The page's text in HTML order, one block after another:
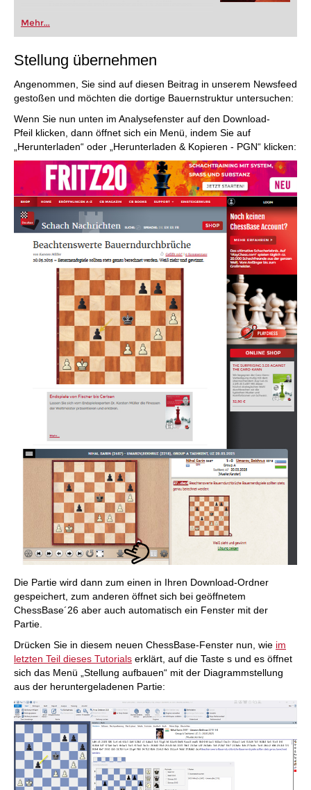
Stellungen, Eröffnungen etc.
Synchronisieren Sie Ihre persönlichen
Datenbanken über alle Geräte
Analysieren Sie Ihre Partien mit der
eingebauten Engine
Live-Eröffnungsbuch: Nutzen Sie die
umfassendste und aktuellste Statistik für
Zugriff auf Ihr Eröffnungsrepertoire in
der Cloud: Erstellen und bearbeiten Sie Ihr
persönliches Eröffnungsrepertoire
300 Eröffnungsübersichten mit
Repertoirevorschlägen: Einsteigen in
neue Systeme!
Eröffnungsvarianten trainieren mit drei
Modi.
Erweiterte Notation: Fügen Sie
Kommentare, Symbole, Varianten, Pfeile
und Markierungen zu Ihren Partien hinzu
Erweiterte Freigabeoptionen: Teilen Sie
FEN oder QR-Code
PGN-Kompatibilität: Hoch- und
Herunterladen von Spielen oder
Datenbanken als PGN-Dateien
Mehr...
Stellung übernehmen
Angenommen, Sie sind auf diesen Beitrag in unserem Newsfeed
gestoßen und möchten die dortige Bauernstruktur untersuchen:
Wenn Sie nun unten im Analysefenster auf den Download-
Pfeil klicken, dann öffnet sich ein Menü, indem Sie auf
„Herunterladen“ oder „Herunterladen & Kopieren - PGN“ klicken:
Die Partie wird dann zum einen in Ihren Download-Ordner
gespeichert, zum anderen öffnet sich bei geöffnetem
ChessBase´26 aber auch automatisch ein Fenster mit der
Partie.
Drücken Sie in diesem neuen ChessBase-Fenster nun, wie im
letzten Teil dieses Tutorials erklärt, auf die Taste s und es öffnet
sich das Menü „Stellung aufbauen“ mit der Diagrammstellung
aus der heruntergeladenen Partie: